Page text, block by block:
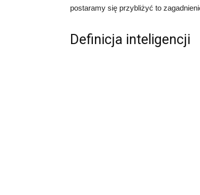
postaramy się przybliżyć to
Definicja inteligencji